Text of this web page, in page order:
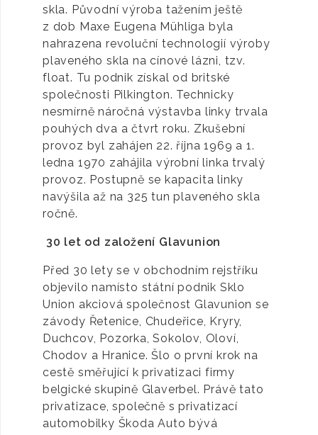
skla. Původní výroba tažením ještě
z dob Maxe Eugena Mühliga byla
nahrazena revoluční technologií výroby
plaveného skla na cínové lázni, tzv.
float. Tu podnik získal od britské
společnosti Pilkington. Technicky
nesmírně náročná výstavba linky trvala
pouhých dva a čtvrt roku. Zkušební
provoz byl zahájen 22. října 1969 a 1.
ledna 1970 zahájila výrobní linka trvalý
provoz. Postupně se kapacita linky
navýšila až na 325 tun plaveného skla
ročně.
30 let od založení Glavunion
Před 30 lety se v obchodním rejstříku
objevilo namísto státní podnik Sklo
Union akciová společnost Glavunion se
závody Řetenice, Chudeřice, Kryry,
Duchcov, Pozorka, Sokolov, Oloví,
Chodov a Hranice. Šlo o první krok na
cestě směřující k privatizaci firmy
belgické skupině Glaverbel. Právě tato
privatizace, společně s privatizací
automobilky Škoda Auto bývá